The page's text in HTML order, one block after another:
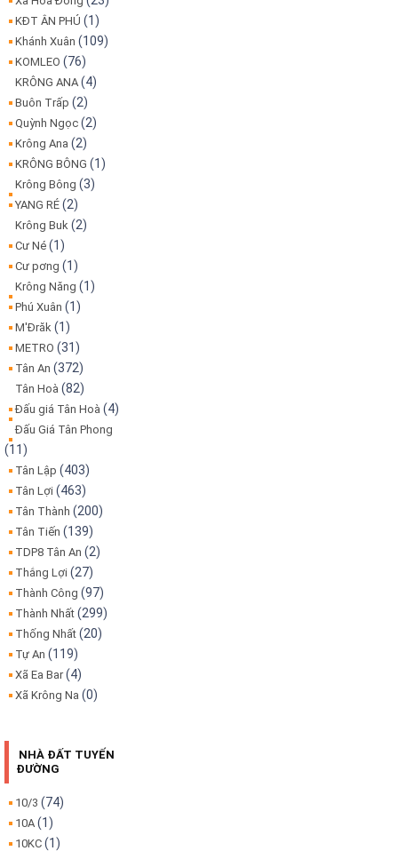
KĐT ÂN PHÚ (1)
Khánh Xuân (109)
KOMLEO (76)
KRÔNG ANA (4)
Buôn Trấp (2)
Quỳnh Ngọc (2)
Krông Ana (2)
KRÔNG BÔNG (1)
Krông Bông (3)
YANG RÉ (2)
Krông Buk (2)
Cư Né (1)
Cư pơng (1)
Krông Năng (1)
Phú Xuân (1)
M'Đrăk (1)
METRO (31)
Tân An (372)
Tân Hoà (82)
Đấu giá Tân Hoà (4)
Đấu Giá Tân Phong
(11)
Tân Lập (403)
Tân Lợi (463)
Tân Thành (200)
Tân Tiến (139)
TDP8 Tân An (2)
Thắng Lợi (27)
Thành Công (97)
Thành Nhất (299)
Thống Nhất (20)
Tự An (119)
Xã Ea Bar(4)
Xã Krông Na (0)
NHÀ ĐẤT TUYẾN
ĐƯỜNG
10/3 (74)
10A (1)
10KC (1)